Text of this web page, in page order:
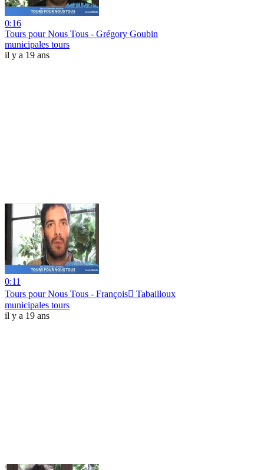
0:16
Tours pour Nous Tous - Grégory Goubin
municipales tours
il y a 19 ans
0:11
Tours pour Nous Tous - François Tabailloux
municipales tours
il y a 19 ans